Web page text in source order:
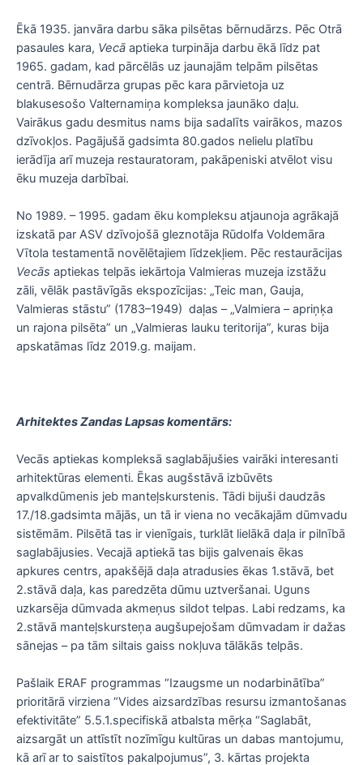
Ēkā 1935. janvāra darbu sāka pilsētas bērnudārzs. Pēc Otrā
pasaules kara, Vecā aptieka turpināja darbu ēkā līdz pat
1965. gadam, kad pārcēlās uz jaunajām telpām pilsētas
centrā. Bērnudārza grupas pēc kara pārvietoja uz
blakusesošo Valternamiņa kompleksa jaunāko daļu.
Vairākus gadu desmitus nams bija sadalīts vairākos, mazos
dzīvokļos. Pagājušā gadsimta 80.gados nelielu platību
ierādīja arī muzeja restauratoram, pakāpeniski atvēlot visu
ēku muzeja darbībai.
No 1989. – 1995. gadam ēku kompleksu atjaunoja agrākajā
izskatā par ASV dzīvojošā gleznotāja Rūdolfa Voldemāra
Vītola testamentā novēlētajiem līdzekļiem. Pēc restaurācijas
Vecās aptiekas telpās iekārtoja Valmieras muzeja izstāžu
zāli, vēlāk pastāvīgās ekspozīcijas: „Teic man, Gauja,
Valmieras stāstu” (1783–1949) daļas – „Valmiera – apriņķa
un rajona pilsēta” un „Valmieras lauku teritorija”, kuras bija
apskatāmas līdz 2019.g. maijam.
Arhitektes Zandas Lapsas komentārs:
Vecās aptiekas kompleksā saglabājušies vairāki interesanti
arhitektūras elementi. Ēkas augšstāvā izbūvēts
apvalkdūmenis jeb manteļskurstenis. Tādi bijuši daudzās
17./18.gadsimta mājās, un tā ir viena no vecākajām dūmvadu
sistēmām. Pilsētā tas ir vienīgais, turklāt lielākā daļa ir pilnībā
saglabājusies. Vecajā aptiekā tas bijis galvenais ēkas
apkures centrs, apakšējā daļa atradusies ēkas 1.stāvā, bet
2.stāvā daļa, kas paredzēta dūmu uztveršanai. Uguns
uzkarsēja dūmvada akmeņus sildot telpas. Labi redzams, ka
2.stāvā manteļskursteņa augšupejošam dūmvadam ir dažas
sānejas – pa tām siltais gaiss nokļuva tālākās telpās.
Pašlaik ERAF programmas “Izaugsme un nodarbinātība”
prioritārā virziena “Vides aizsardzības resursu izmantošanas
efektivitāte” 5.5.1.specifiskā atbalsta mērķa “Saglabāt,
aizsargāt un attīstīt nozīmīgu kultūras un dabas mantojumu,
kā arī ar to saistītos pakalpojumus”, 3. kārtas projekta